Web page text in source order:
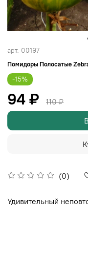
арт. 00197
Помидоры Полосатые
(0)
-15%
94 ₽
110 ₽
Удивительный